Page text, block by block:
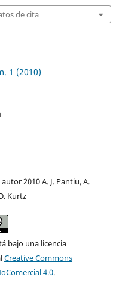
de cita
1 (2010)
2010 A. J. Pantiu, A.
Kurtz
bajo una licencia
Creative Commons
4.0.